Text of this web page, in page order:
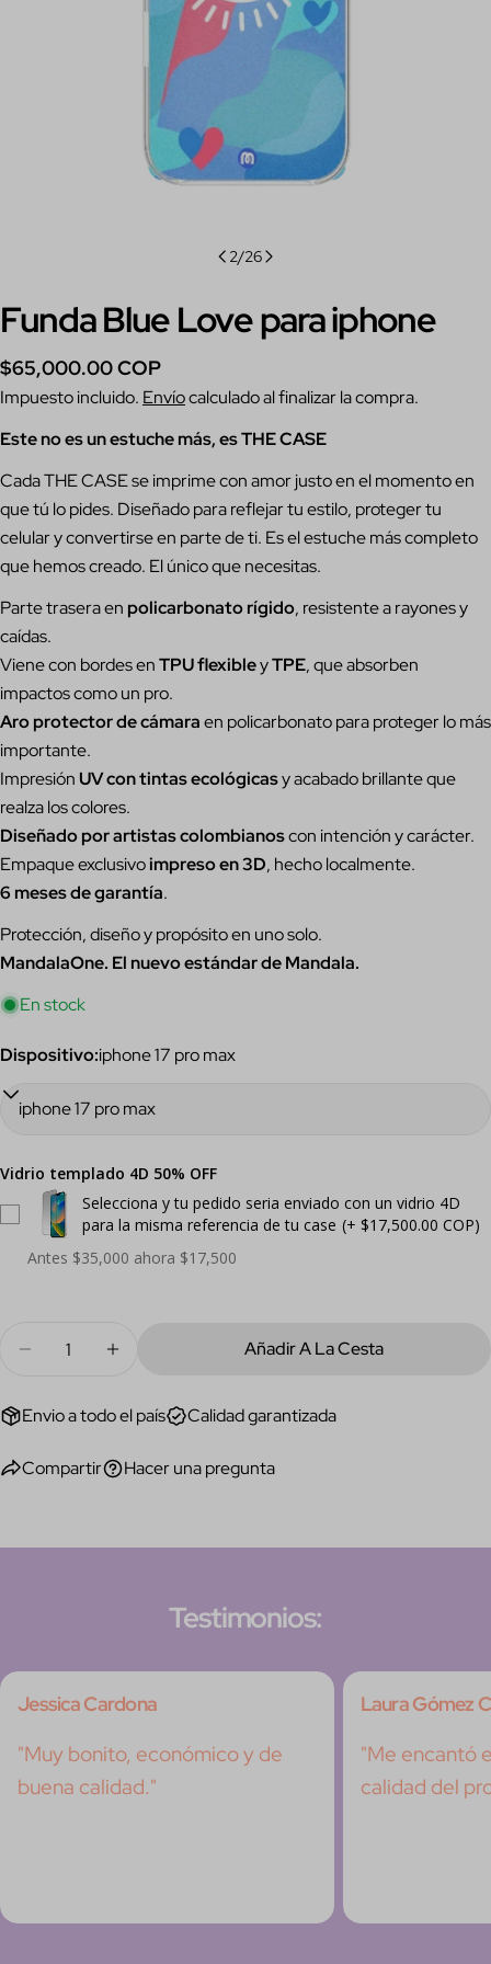
2/26
Funda Blue Love para iphone
Precio
regular
$65,000.00 COP
Impuesto incluido. Envíocalculado al finalizar la compra.
Este no es un estuche más, es THE CASE
Cada THE CASE se imprime con amor justo en el momento en
que tú lo pides. Diseñado para reflejar tu estilo, proteger tu
celular y convertirse en parte de ti. Es el estuche más completo
que hemos creado. El único que necesitas.
Parte trasera en policarbonato rígido, resistente a rayones y
caídas.
Viene con bordes enTPU flexibleyTPE, que absorben
impactos como un pro.
Aro protector de cámaraen policarbonato para proteger lo más
importante.
Impresión UV con tintas ecológicasy acabado brillante que
realza los colores.
Diseñado por artistas colombianoscon intención y carácter.
Empaque exclusivoimpreso en 3D, hecho localmente.
6 meses de garantía.
Protección, diseño y propósito en uno solo.
MandalaOne. El nuevo estándar de Mandala.
En stock
Dispositivo:iphone 17 pro max
Vidrio templado 4D 50% OFF
Selecciona y tu pedido seria enviado con un vidrio 4D
para la misma referencia de tu case (+ $17,500.00 COP)
Antes $35,000 ahora $17,500
Disminuir Cantidad Para Funda Blue Love Para
Aumentar Cantidad Para Funda Blue Love
Añadir A La Cesta
Envio a todo el país Calidad garantizada
Compartir
Comparte este producto
Compartir
CompartirCompartir
en
Pin
Hacer una pregunta
Su
nombre
correo
electrónico
teléfono
mensaje
Testimonios:
Jessica Cardona
"Muy bonito, económico y de
buena calidad."
Laura Gómez
"Me encantó
calidad del